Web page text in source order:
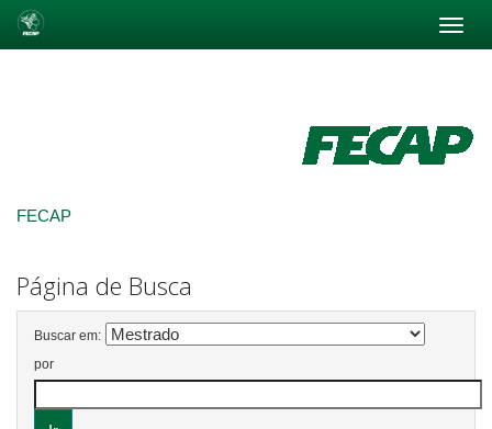
FECAP
Página de Busca
Buscar em:
por